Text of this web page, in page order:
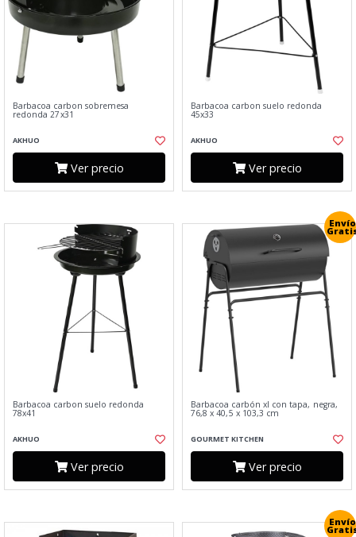
Barbacoa carbon sobremesa
redonda 27x31
AKHUO
Ver precio
Barbacoa carbon suelo redonda
45x33
AKHUO
Ver precio
Barbacoa carbon suelo redonda
78x41
AKHUO
Ver precio
Envío
Barbacoa carbón xl con tapa, negra,
76,8 x 40,5 x 103,3 cm
GOURMET KITCHEN
Ver precio
Envío